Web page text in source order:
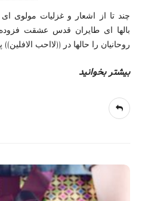
چند تا از اشعار و غزلیات
بالها ای طایران قدس عشقت
روحانیان را حالها در ((لااحب
بیشتر بخوانید